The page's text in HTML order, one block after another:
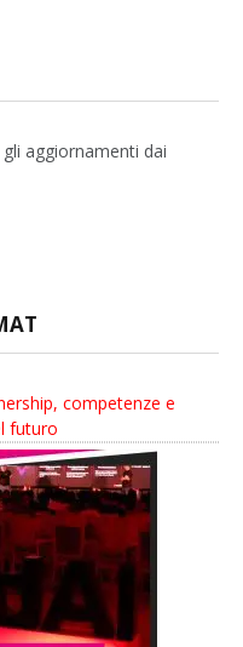
aggiornamenti dai
competenze e
futuro